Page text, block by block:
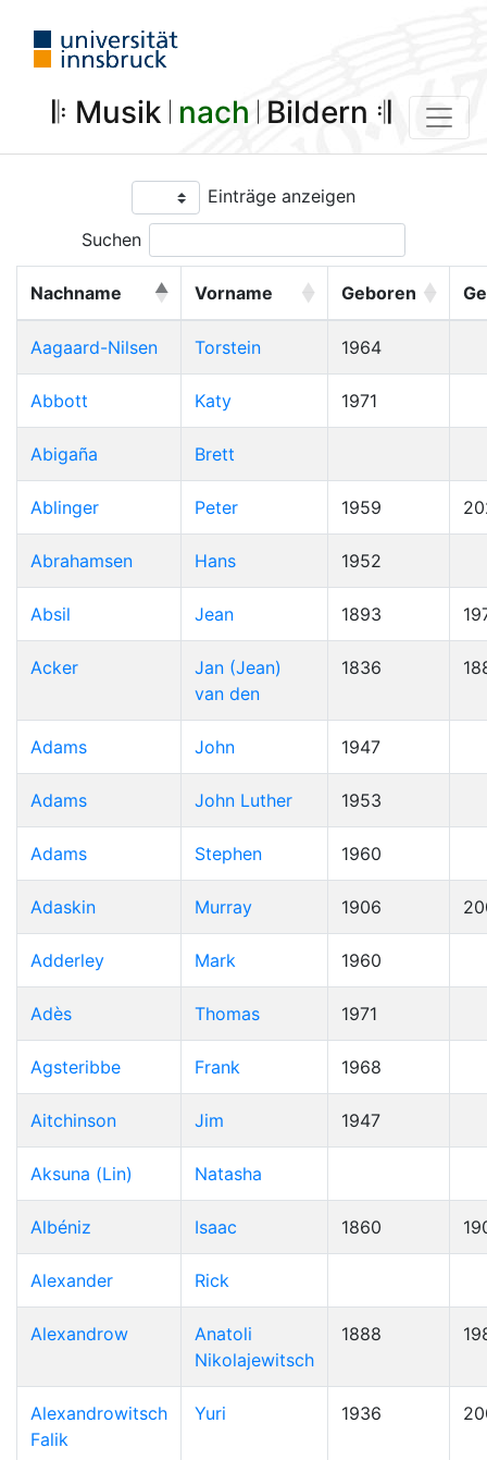
𝄆 Musik 𝄀 nach 𝄀 Bildern 𝄇
Einträge anzeigen
Suchen
Nachname Vorname Geboren
Aagaard-Nilsen Torstein 1964
Abbott Katy 1971
Abigaña Brett
Ablinger Peter 1959
Abrahamsen Hans 1952
Absil Jean 1893
Acker
Jan (Jean)
van den
1836
Adams John 1947
Adams John Luther 1953
Adams Stephen 1960
Adaskin Murray 1906
Adderley Mark 1960
Adès Thomas 1971
Agsteribbe Frank 1968
Aitchinson Jim 1947
Aksuna (Lin) Natasha
Albéniz Isaac 1860
Alexander Rick
Alexandrow
Anatoli
Nikolajewitsch
1888
Alexandrowitsch
Falik
Yuri 1936